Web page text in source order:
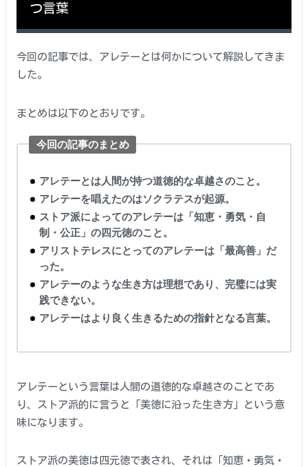
つ言葉
今回の記事では、アレテーとは何かについて解説してきま
した。
まとめは以下のとおりです。
今回の記事のまとめ
アレテーとは人間が持つ道徳的な卓越さのこと。
アレテーを唱えたのはソクラテスが起源。
ストア派によってのアレテーは「知恵・勇気・自
制・公正」の四元徳のこと。
アリストテレスにとってのアレテーは「最高善」だ
った。
アレテーのような生き方は理想であり、完璧には実
践できない。
アレテーはより良く生きるための指針となる言葉。
アレテーという言葉は人間の道徳的な卓越さのことであ
り、ストア派的に言うと「美徳に沿った生き方」という意
味になります。
ストア派の美徳は四元徳で表され、それは「知恵・勇気・